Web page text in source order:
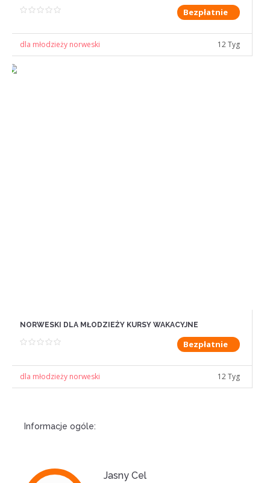
Bezpłatnie
dla młodzieży norweski 12 Tyg
NORWESKI DLA MŁODZIEŻY KURSY WAKACYJNE
Bezpłatnie
dla młodzieży norweski 12 Tyg
Informacje ogóle:
Jasny Cel